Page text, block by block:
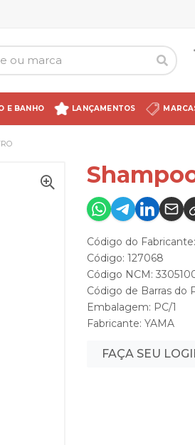
E BANHO LANÇAMENTOS
Código do
Código: 127068
Código NCM:
Código de Barras do
Embalagem: PC/1
Fabricante: YAMA
FAÇA SEU